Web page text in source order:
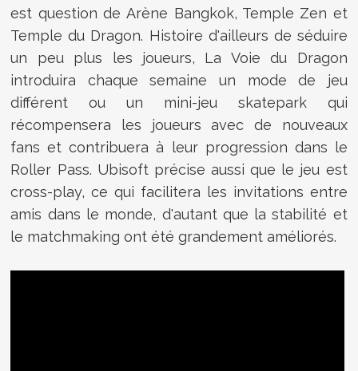
est question de Arène Bangkok, Temple Zen et
Temple du Dragon. Histoire d'ailleurs de séduire
un peu plus les joueurs, La Voie du Dragon
introduira chaque semaine un mode de jeu
différent ou un mini-jeu skatepark qui
récompensera les joueurs avec de nouveaux
fans et contribuera à leur progression dans le
Roller Pass. Ubisoft précise aussi que le jeu est
cross-play, ce qui facilitera les invitations entre
amis dans le monde, d'autant que la stabilité et
le matchmaking ont été grandement améliorés.